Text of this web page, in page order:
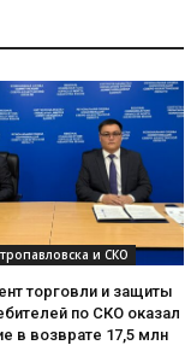
и СКО
торговли и защиты
по СКО оказал
в возврате 17,5 млн